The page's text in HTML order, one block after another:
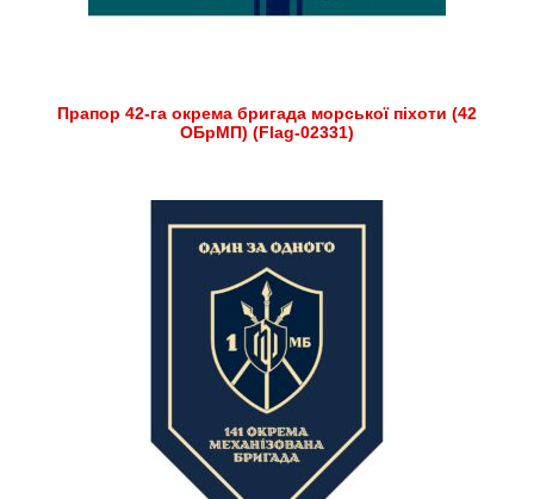
Прапор 42-га окрема бригада морської піхоти (42
ОБрМП) (Flag-02331)